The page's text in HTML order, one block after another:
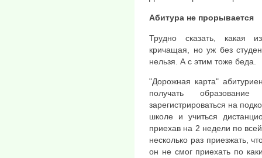
Абитура не прорывается
Трудно сказать, какая
кричащая, но уж без
нельзя. А с этим тоже беда.
"Дорожная карта"
получать
зарегистрироваться на
школе и учиться
приехав на 2 недели по
несколько раз приезжать,
он не смог приехать по